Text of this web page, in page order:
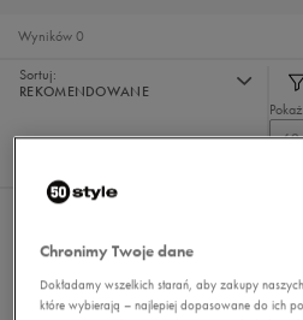
0
Wyników
Sortuj:
REKOMENDOWANE
Pokaż
60
Chronimy Twoje dane
Dokładamy wszelkich starań, aby zakupy
które wybierają – najlepiej dopasowane do ich